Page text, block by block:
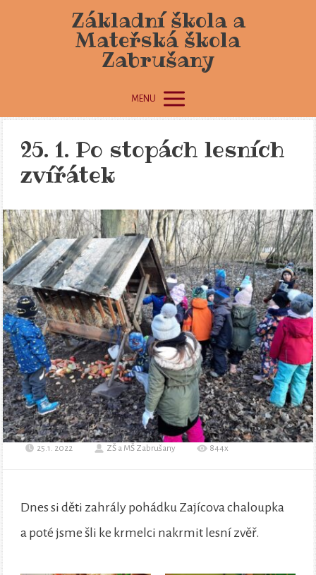
Základní škola a
Mateřská škola
Zabrušany
MENU
25. 1. Po stopách lesních
zvířátek
25.1. 2022 ZŠ a MŠ Zabrušany 844x
Dnes si děti zahrály pohádku Zajícova chaloupka
a poté jsme šli ke krmelci nakrmit lesní zvěř.